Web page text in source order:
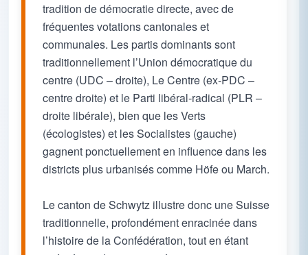
tradition de démocratie directe, avec de
fréquentes votations cantonales et
communales. Les partis dominants sont
traditionnellement l’Union démocratique du
centre (UDC – droite), Le Centre (ex-PDC –
centre droite) et le Parti libéral-radical (PLR –
droite libérale), bien que les Verts
(écologistes) et les Socialistes (gauche)
gagnent ponctuellement en influence dans les
districts plus urbanisés comme Höfe ou March.
Le canton de Schwytz illustre donc une Suisse
traditionnelle, profondément enracinée dans
l’histoire de la Confédération, tout en étant